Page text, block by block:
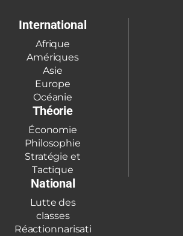
International
Afrique
Amériques
Asie
Europe
Océanie
Théorie
Économie
Philosophie
Stratégie et
Tactique
National
Lutte des
classes
Réactionnarisati